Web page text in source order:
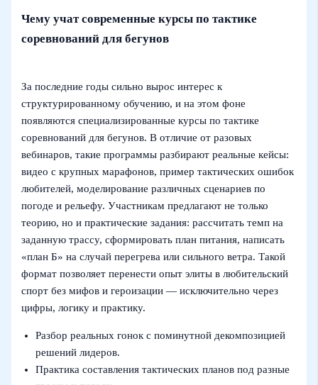
Чему учат современные курсы по тактике
соревнований для бегунов
За последние годы сильно вырос интерес к
структурированному обучению, и на этом фоне
появляются специализированные курсы по тактике
соревнований для бегунов. В отличие от разовых
вебинаров, такие программы разбирают реальные кейсы:
видео с крупных марафонов, пример тактических ошибок
любителей, моделирование различных сценариев по
погоде и рельефу. Участникам предлагают не только
теорию, но и практические задания: рассчитать темп на
заданную трассу, сформировать план питания, написать
«план Б» на случай перегрева или сильного ветра. Такой
формат позволяет перенести опыт элиты в любительский
спорт без мифов и героизации — исключительно через
цифры, логику и практику.
Разбор реальных гонок с поминутной декомпозицией
решений лидеров.
Практика составления тактических планов под разные